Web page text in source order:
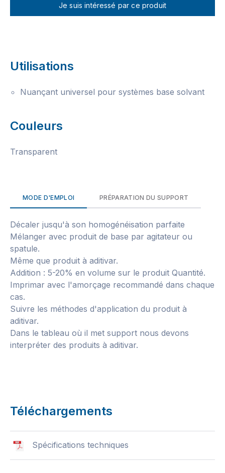
Je suis intéressé par ce produit
Utilisations
Nuançant universel pour systèmes base solvant
Couleurs
Transparent
MODE D'EMPLOI PRÉPARATION DU SUPPORT
Décaler jusqu'à son homogénéisation parfaite
Mélanger avec produit de base par agitateur ou
spatule.
Même que produit à aditivar.
Addition : 5-20% en volume sur le produit Quantité.
Imprimar avec l'amorçage recommandé dans chaque
cas.
Suivre les méthodes d'application du produit à
aditivar.
Dans le tableau où il met support nous devons
interpréter des produits à aditivar.
Téléchargements
Spécifications techniques